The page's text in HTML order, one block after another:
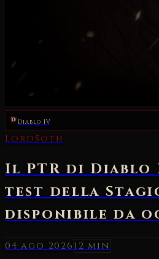
Diablo IV
04 ago 2026 12 min